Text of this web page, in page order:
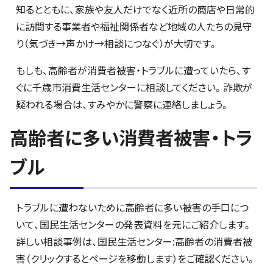
知るとともに、家族や友人だけでなく近所の商店や日常的
に訪問する事業者や福祉関係者など地域の人たちの見守
り（気づき→声かけ→相談につなぐ）が大切です。
もしも、高齢者が消費者被害・トラブルに遭っていたら、す
ぐに千歳市消費生活センターに相談してください。詐欺が
疑われる場合は、すみやかに警察に連絡しましょう。
高齢者に多い消費者被害・トラ
ブル
トラブルに遭わないために高齢者に多い被害の手口につ
いて、国民生活センターの発表資料を元にご紹介します。
詳しい相談事例は、国民生活センター:高齢者の消費者被
害（クリックするとページを移動します）をご確認ください。